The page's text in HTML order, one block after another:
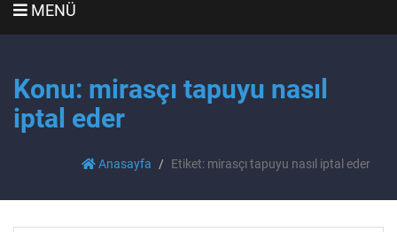
MENÜ
Konu: mirasçı tapuyu nasıl
iptal eder
Anasayfa Etiket: mirasçı tapuyu nasıl iptal eder